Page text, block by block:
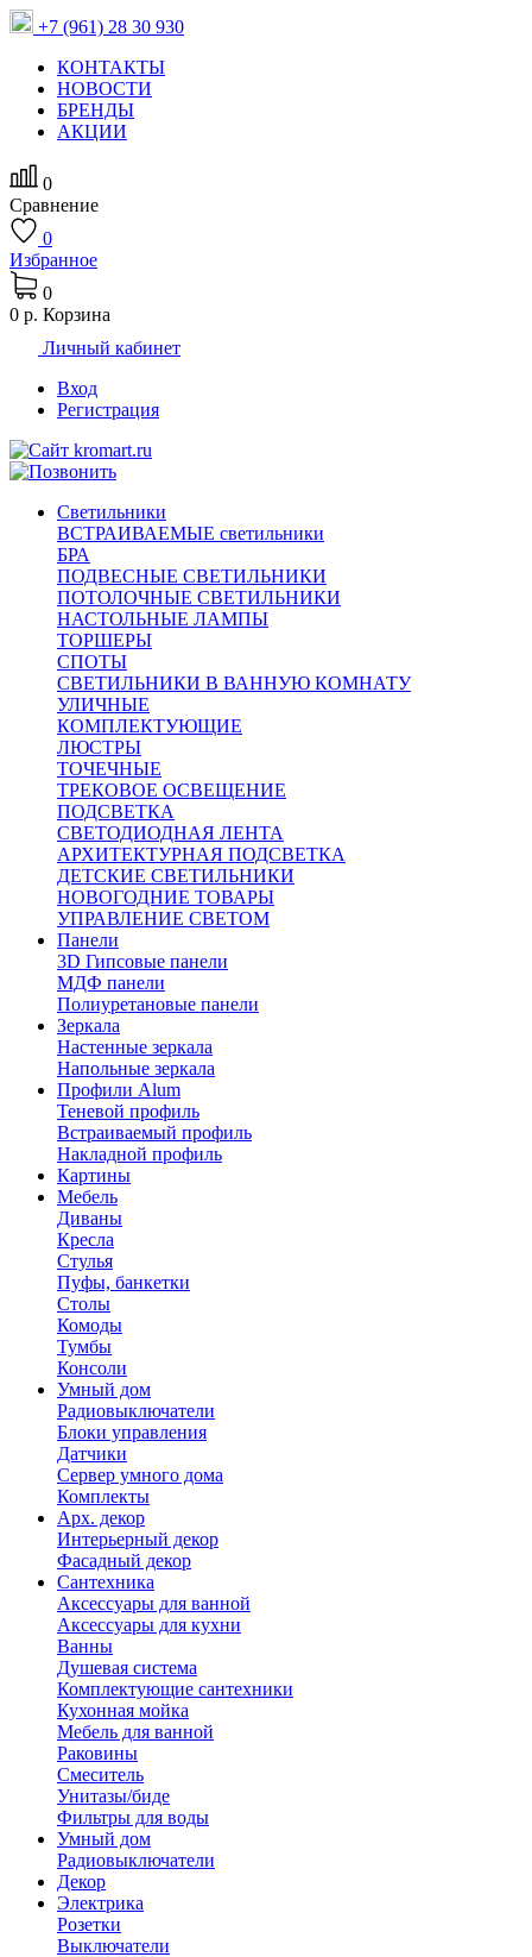
+7 (961) 28 30 930
КОНТАКТЫ
НОВОСТИ
БРЕНДЫ
АКЦИИ
0
Сравнение
0
Избранное
0
0 р. Корзина
Личный кабинет
Вход
Регистрация
Светильники
ВСТРАИВАЕМЫЕ светильники
БРА
ПОДВЕСНЫЕ СВЕТИЛЬНИКИ
ПОТОЛОЧНЫЕ СВЕТИЛЬНИКИ
НАСТОЛЬНЫЕ ЛАМПЫ
ТОРШЕРЫ
СПОТЫ
СВЕТИЛЬНИКИ В ВАННУЮ КОМНАТУ
УЛИЧНЫЕ
КОМПЛЕКТУЮЩИЕ
ЛЮСТРЫ
ТОЧЕЧНЫЕ
ТРЕКОВОЕ ОСВЕЩЕНИЕ
ПОДСВЕТКА
СВЕТОДИОДНАЯ ЛЕНТА
АРХИТЕКТУРНАЯ ПОДСВЕТКА
ДЕТСКИЕ СВЕТИЛЬНИКИ
НОВОГОДНИЕ ТОВАРЫ
УПРАВЛЕНИЕ СВЕТОМ
Панели
3D Гипсовые панели
МДФ панели
Полиуретановые панели
Зеркала
Настенные зеркала
Напольные зеркала
Профили Alum
Теневой профиль
Встраиваемый профиль
Накладной профиль
Картины
Мебель
Диваны
Кресла
Стулья
Пуфы, банкетки
Столы
Комоды
Тумбы
Консоли
Умный дом
Радиовыключатели
Блоки управления
Датчики
Сервер умного дома
Комплекты
Арх. декор
Интерьерный декор
Фасадный декор
Сантехника
Аксессуары для ванной
Аксессуары для кухни
Ванны
Душевая система
Комплектующие сантехники
Кухонная мойка
Мебель для ванной
Раковины
Смеситель
Унитазы/биде
Фильтры для воды
Умный дом
Радиовыключатели
Декор
Электрика
Розетки
Выключатели